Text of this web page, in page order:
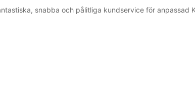
snabba och pålitliga kundservice för anpassad